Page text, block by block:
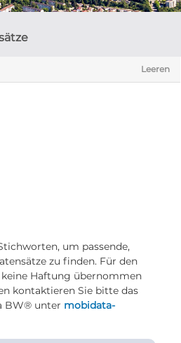
Leeren
um passende,
zu finden. Für den
Haftung übernommen
kontaktieren Sie bitte das
BW® unter mobidata-